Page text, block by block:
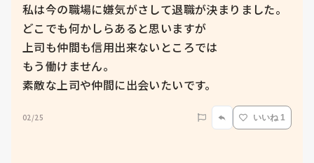
私は今の職場に嫌気がさして退職が決まりました。
どこでも何かしらあると思いますが
上司も仲間も信用出来ないところでは
もう働けません。
素敵な上司や仲間に出会いたいです。
02/25 いいね 1